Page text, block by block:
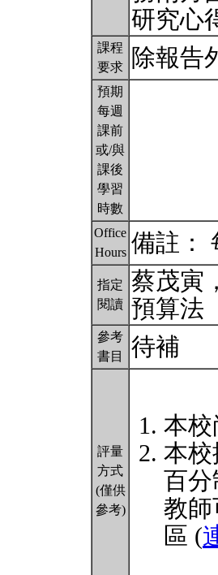
研究心
課程
要求
除報告
預期
每週
課前
或/與
課後
學習
時數
Office
Hours 備註：
指定
閱讀
蔡茂寅
預算法
參考
書目
待補
評量
方式
(僅供
參考)
本
本
百
教
區 (